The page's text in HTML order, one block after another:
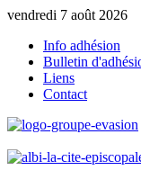
vendredi 7 août 2026
Info adhésion
Bulletin
Liens
Contact